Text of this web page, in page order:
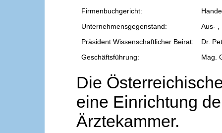
Firmenbuchgericht:
Unternehmensgegenstand:
Aus- ,
Präsident Wissenschaftlicher Beirat:
Dr.
Geschäftsführung:
Mag.
Die
eine Einrichtung
Ärztekammer.